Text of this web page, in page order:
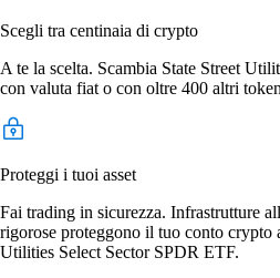
Scegli tra centinaia di crypto
A te la scelta. Scambia State Street
con valuta fiat o con oltre 400 altri
Proteggi i tuoi asset
Fai trading in sicurezza. Infrastrutture
rigorose proteggono il tuo conto crypto
Utilities Select Sector SPDR ETF.